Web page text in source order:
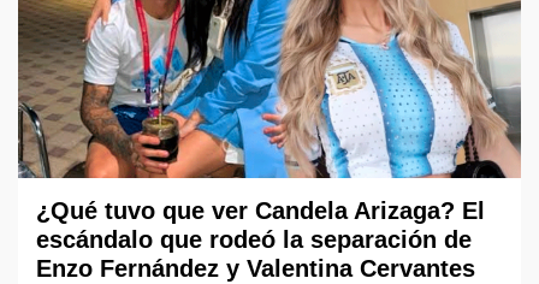
¿Qué tuvo que ver Candela Arizaga? El
escándalo que rodeó la separación de
Enzo Fernández y Valentina Cervantes